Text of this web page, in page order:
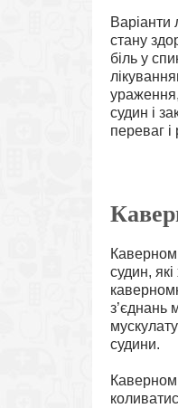
Варіанти
стану
біль у
судин і
переваг і
судин,
з’єднань
судини.